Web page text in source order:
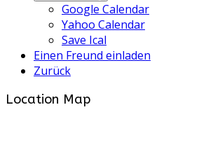
Google Calendar
Yahoo Calendar
Save Ical
Einen Freund einladen
Zurück
Location Map